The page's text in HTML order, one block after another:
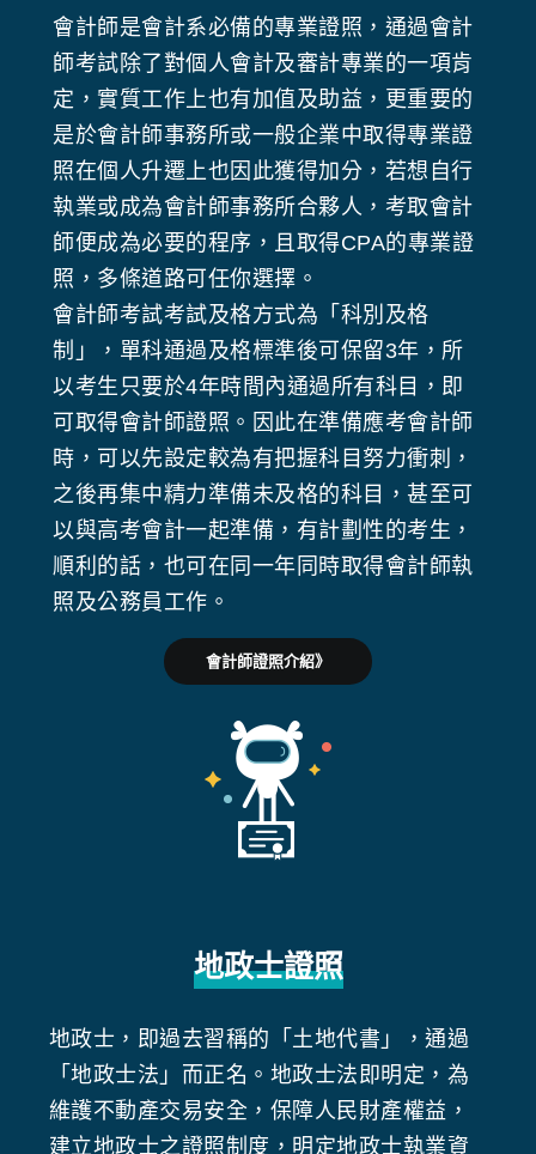
會計師是會計系必備的專業證照，通過會計
師考試除了對個人會計及審計專業的一項肯
定，實質工作上也有加值及助益，更重要的
是於會計師事務所或一般企業中取得專業證
照在個人升遷上也因此獲得加分，若想自行
執業或成為會計師事務所合夥人，考取會計
師便成為必要的程序，且取得CPA的專業證
照，多條道路可任你選擇。
會計師考試考試及格方式為「科別及格
制」，單科通過及格標準後可保留3年，所
以考生只要於4年時間內通過所有科目，即
可取得會計師證照。因此在準備應考會計師
時，可以先設定較為有把握科目努力衝刺，
之後再集中精力準備未及格的科目，甚至可
以與高考會計一起準備，有計劃性的考生，
順利的話，也可在同一年同時取得會計師執
照及公務員工作。
會計師證照介紹》
地政士證照
地政士，即過去習稱的「土地代書」，通過
「地政士法」而正名。地政士法即明定，為
維護不動產交易安全，保障人民財產權益，
建立地政士之證照制度，明定地政士執業資